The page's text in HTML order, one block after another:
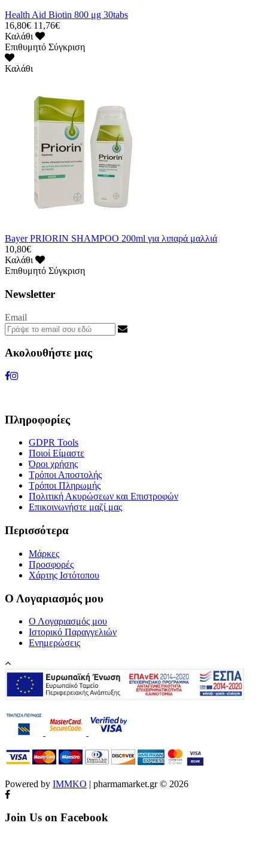
Health Aid Biotin 800 μg 30tabs
16,80€ 11,76€
Καλάθι
Επιθυμητό Σύγκριση
Καλάθι
Bayer PRIORIN SHAMPOO 200ml για λιπαρά μαλλιά
10,80€
Καλάθι
Επιθυμητό Σύγκριση
Newsletter
Email
Ακολουθήστε μας
Πληροφορίες
GDPR Tools
Ποιοί Είμαστε
Όροι χρήσης
Τρόποι Αποστολής
Τρόποι Πληρωμής
Πολιτική Ακυρώσεων και Επιστροφών
Επικοινωνήστε μαζί μας
Περισσότερα
Μάρκες
Προσφορές
Χάρτης Ιστότοπου
Ο Λογαριασμός μου
Ο Λογαριασμός μου
Ιστορικό Παραγγελιών
Ενημερώσεις
Powered by IMMKO | pharmamarket.gr © 2026
Join Us on Facebook